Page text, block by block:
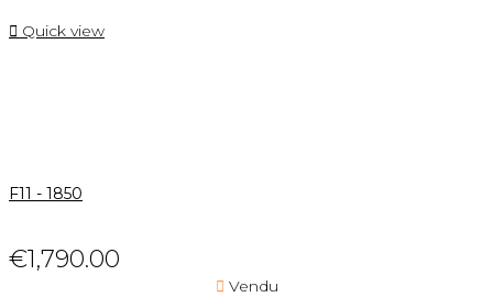
 Quick view
F11 - 1850
€1,790.00
 Vendu